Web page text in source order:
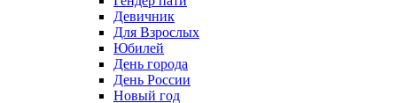
Девичник
Для Взрослых
Юбилей
День города
День России
Новый год